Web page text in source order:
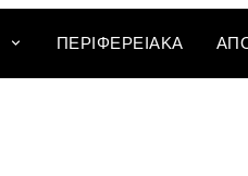
ΠΕΡΙΦΕΡΕΙΑΚΆ